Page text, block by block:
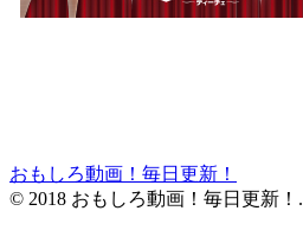
おもしろ動画！毎日更新！
© 2018 おもしろ動画！毎日更新！.